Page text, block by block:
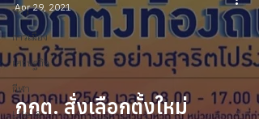
ข่าว
การเมือง
เศรษฐกิจ
กีฬา
Life &
กกต. สั่งเลือกตั้งใหม่
Apr 29, 2021